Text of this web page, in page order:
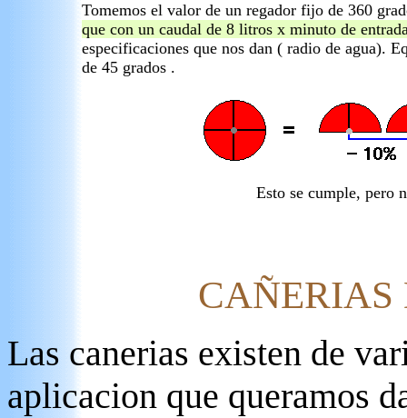
Tomemos el valor de un regador fijo de 360
que con un caudal de 8 litros x minuto de
especificaciones que nos dan ( radio de agua).
de 45 grados .
Esto se cumple, pero
CAÑERIAS
Las canerias existen de
aplicacion que queramos